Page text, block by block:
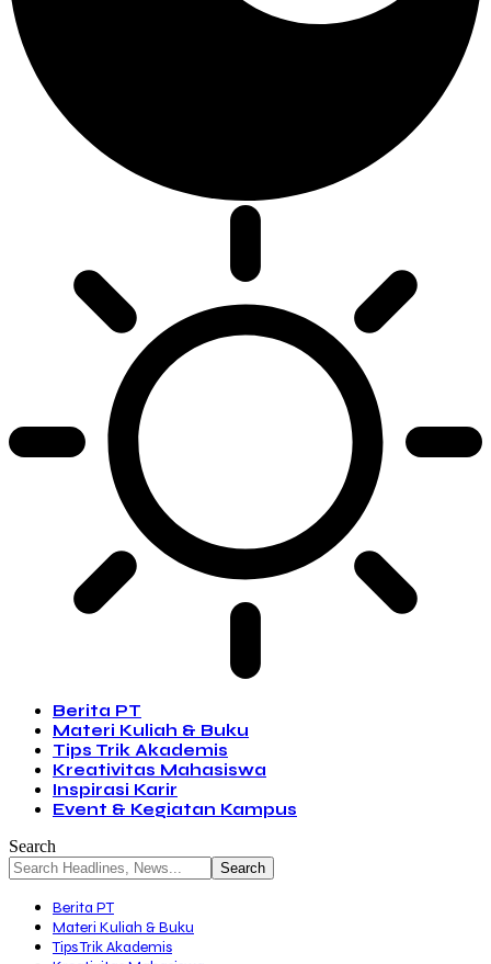
Berita PT
Materi Kuliah & Buku
Tips Trik Akademis
Kreativitas Mahasiswa
Inspirasi Karir
Event & Kegiatan Kampus
Search
Berita PT
Materi Kuliah & Buku
Tips Trik Akademis